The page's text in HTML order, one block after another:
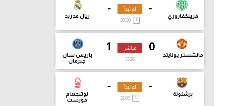
-
فرينكفاروزي
-
ريال مدريد
لم تبدأ
20:00
0
مانشستر يونايتد
1
باريس سان
جيرمان
مباشر
33:30
-
برشلونة
-
نوتنجهام
فورست
لم تبدأ